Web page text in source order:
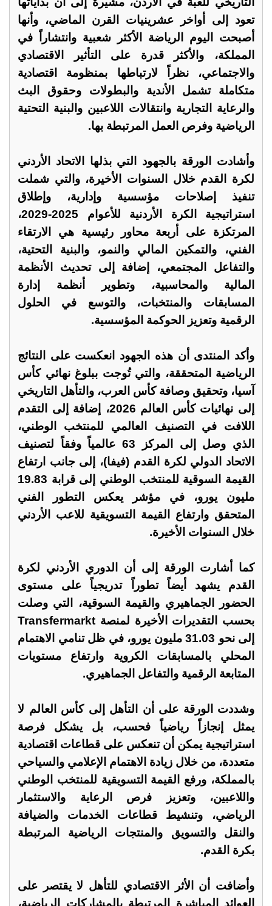
تعود إلى أواخر عشرينيات القرن الماضي، وأنها
أصبحت اليوم الرياضة الأكثر شعبية وانتشاراً في
المملكة، والأكثر قدرة على التأثير الاقتصادي
والاجتماعي، نظراً لارتباطها بمنظومة اقتصادية
متكاملة تشمل الأندية والبطولات وحقوق البث
والرعاية التجارية وانتقالات اللاعبين والبنية التحتية
الرياضية وفرص العمل المرتبطة بها.
وأشادت الورقة بالجهود التي بذلها الاتحاد الأردني
لكرة القدم خلال السنوات الأخيرة، والتي شملت
تنفيذ إصلاحات مؤسسية وإدارية، وإطلاق
استراتيجية الكرة الأردنية للأعوام 2025-2029،
المرتكزة على أربعة محاور رئيسية هي الارتقاء
الفني، والتمكين المالي والنمو، والبنية التحتية،
والتفاعل المجتمعي، إضافة إلى تحديث الأنظمة
المالية والمحاسبية، وتطوير أنظمة إدارة
المسابقات والمنتخبات، والتوسع في الحلول
الرقمية وتعزيز الحوكمة المؤسسية.
وأكد المنتدى أن هذه الجهود انعكست على النتائج
الرياضية المتحققة، والتي تُوجت ببلوغ نهائي كأس
آسيا، وتحقيق وصافة كأس العرب، والتأهل التاريخي
إلى نهائيات كأس العالم 2026، إضافة إلى التقدم
اللافت في التصنيف العالمي للمنتخب الوطني،
الذي وصل إلى المركز 63 عالمياً وفقاً لتصنيف
الاتحاد الدولي لكرة القدم (فيفا)، إلى جانب ارتفاع
القيمة السوقية للمنتخب الوطني إلى قرابة 19.83
مليون يورو، في مؤشر يعكس التطور الفني
المتحقق وارتفاع القيمة التسويقية للاعب الأردني
خلال السنوات الأخيرة.
كما أشارت الورقة إلى أن الدوري الأردني لكرة
القدم يشهد أيضاً تطوراً تدريجياً على مستوى
الحضور الجماهيري والقيمة السوقية، التي وصلت
بحسب التقديرات الأخيرة لمنصة Transfermarkt
إلى نحو 31.03 مليون يورو، في ظل تنامي الاهتمام
المحلي بالمسابقات الكروية وارتفاع مستويات
المتابعة الرقمية والتفاعل الجماهيري.
وشددت الورقة على أن التأهل إلى كأس العالم لا
يمثل إنجازاً رياضياً فحسب، بل يشكل فرصة
استراتيجية يمكن أن تنعكس على قطاعات اقتصادية
متعددة، من خلال زيادة الاهتمام الإعلامي والسياحي
بالمملكة، ورفع القيمة التسويقية للمنتخب الوطني
واللاعبين، وتعزيز فرص الرعاية والاستثمار
الرياضي، وتنشيط قطاعات الخدمات والضيافة
والنقل والتسويق والمنتجات الرياضية المرتبطة
بكرة القدم.
وأضافت أن الأثر الاقتصادي للتأهل لا يقتصر على
العوائد المباشرة المرتبطة بالمشاركات الرياضية،